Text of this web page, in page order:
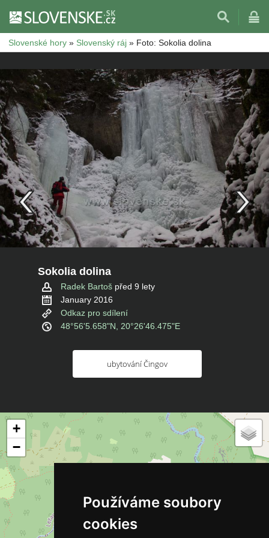
Používáme soubory
cookies
Slovenské hory » Slovenský ráj » Foto: Sokolia dolina
Sokolia dolina
Radek Bartoš před 9 lety
January 2016
Odkaz pro sdílení
48°56'5.658"N, 20°26'46.475"E
ubytování Čingov
+
−